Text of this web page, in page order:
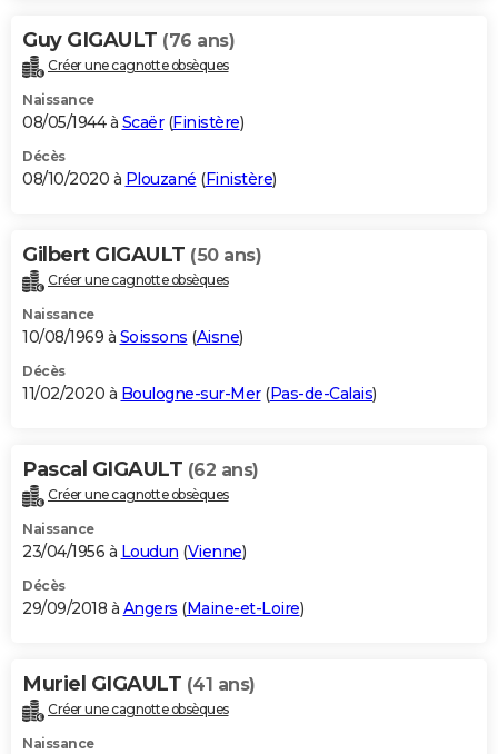
Guy GIGAULT (76 ans)
Créer une cagnotte obsèques
Naissance
08/05/1944 à Scaër(Finistère)
Décès
08/10/2020 à Plouzané (Finistère)
Gilbert GIGAULT (50 ans)
Créer une cagnotte obsèques
Naissance
10/08/1969 à Soissons (Aisne)
Décès
11/02/2020 à Boulogne-sur-Mer(Pas-de-Calais)
Pascal GIGAULT (62 ans)
Créer une cagnotte obsèques
Naissance
23/04/1956 à Loudun (Vienne)
Décès
29/09/2018 à Angers (Maine-et-Loire)
Muriel GIGAULT (41 ans)
Créer une cagnotte obsèques
Naissance